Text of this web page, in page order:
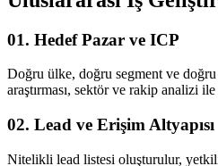
01. Hedef Pazar ve ICP
Doğru ülke, doğru segment ve
araştırması, sektör ve rakip analizi ile
02. Lead ve Erişim Altyapısı
Nitelikli lead listesi oluşturulur,